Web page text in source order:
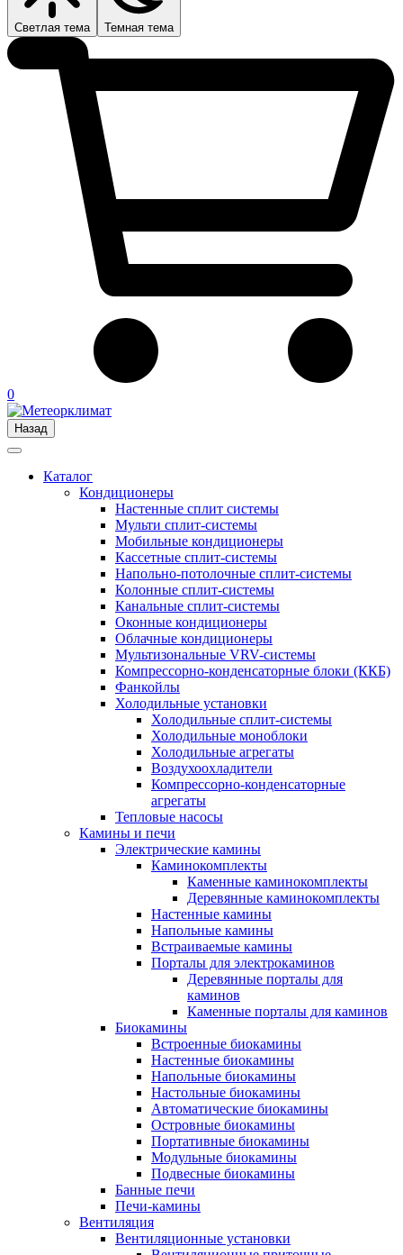
Светлая тема Темная тема
0
Назад
Каталог
Кондиционеры
Настенные сплит системы
Мульти сплит-системы
Мобильные кондиционеры
Кассетные сплит-системы
Напольно-потолочные сплит-системы
Колонные сплит-системы
Канальные сплит-системы
Оконные кондиционеры
Облачные кондиционеры
Мультизональные VRV-системы
Компрессорно-конденсаторные блоки (ККБ)
Фанкойлы
Холодильные установки
Холодильные сплит-системы
Холодильные моноблоки
Холодильные агрегаты
Воздухоохладители
Компрессорно-конденсаторные
агрегаты
Тепловые насосы
Камины и печи
Электрические камины
Каминокомплекты
Каменные каминокомплекты
Деревянные каминокомплекты
Настенные камины
Напольные камины
Встраиваемые камины
Порталы для электрокаминов
Деревянные порталы для
каминов
Каменные порталы для каминов
Биокамины
Встроенные биокамины
Настенные биокамины
Напольные биокамины
Настольные биокамины
Автоматические биокамины
Островные биокамины
Портативные биокамины
Модульные биокамины
Подвесные биокамины
Банные печи
Печи-камины
Вентиляция
Вентиляционные установки